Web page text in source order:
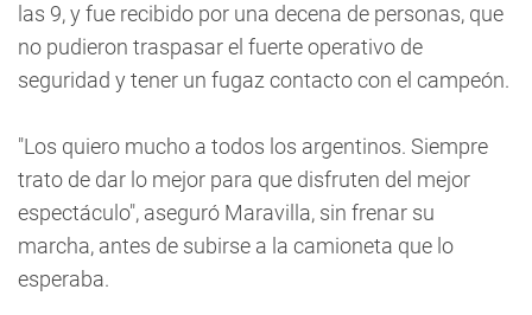
las 9, y fue recibido por una decena de personas, que
no pudieron traspasar el fuerte operativo de
seguridad y tener un fugaz contacto con el campeón.
"Los quiero mucho a todos los argentinos. Siempre
trato de dar lo mejor para que disfruten del mejor
espectáculo", aseguró Maravilla, sin frenar su
marcha, antes de subirse a la camioneta que lo
esperaba.